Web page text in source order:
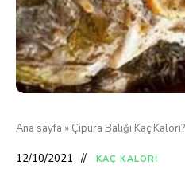
Ana sayfa » Çipura Balığı Kaç Kalori?
12/10/2021 KAÇ KALORI